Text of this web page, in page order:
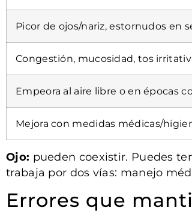
Picor de ojos/nariz, estornudos en
Congestión, mucosidad, tos
Empeora al aire libre o en épocas
Mejora con medidas médicas/
Ojo: pueden coexistir. Puedes
trabaja por dos vías: manejo
Errores que